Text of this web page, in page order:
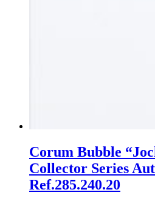
Corum Bubble
Collector Series
Ref.285.240.20